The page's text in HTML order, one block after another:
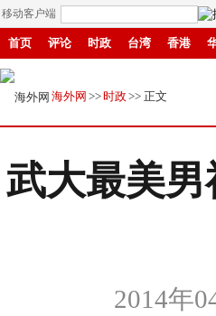
移动客户端
首页 评论 时政 台湾 香港
招商
海外网 >> 时政 >> 正文
武大最美
2014年